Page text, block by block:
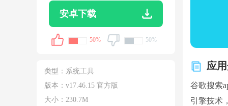
安卓下载
50% 50%
类型： 系统工具
版本：v17.46.15 官方版
大小： 230.7M
应
谷歌搜索
引擎技术